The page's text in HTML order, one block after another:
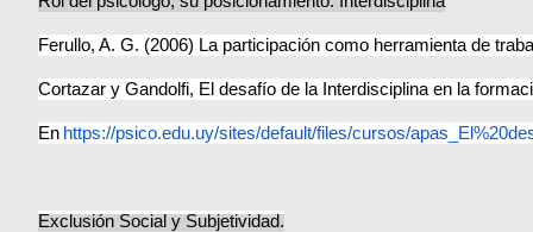
Ferullo, A. G. (2006) La participación como herramienta de
Cortazar y Gandolfi, El desafío de la Interdisciplina en la
En https://psico.edu.uy/sites/default/files/cursos/
Exclusión Social y Subjetividad.